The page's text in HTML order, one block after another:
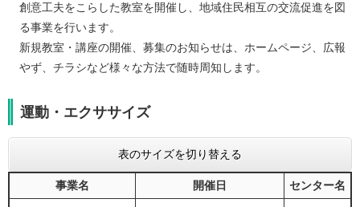
創意工夫をこらした教室を開催し、地域住民相互の交流促進を図
る事業を行います。
新規教室・講座の開催、募集のお知らせは、ホームページ、広報
やず、チラシなど様々な方法で随時周知します。
運動・エクササイズ
表のサイズを切り替える
事業名 開催日 センター名